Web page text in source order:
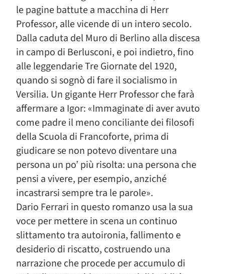
le pagine battute a macchina di Herr
Professor, alle vicende di un intero secolo.
Dalla caduta del Muro di Berlino alla discesa
in campo di Berlusconi, e poi indietro, fino
alle leggendarie Tre Giornate del 1920,
quando si sognò di fare il socialismo in
Versilia. Un gigante Herr Professor che farà
affermare a Igor: «Immaginate di aver avuto
come padre il meno conciliante dei filosofi
della Scuola di Francoforte, prima di
giudicare se non potevo diventare una
persona un po’ più risolta: una persona che
pensi a vivere, per esempio, anziché
incastrarsi sempre tra le parole».
Dario Ferrari in questo romanzo usa la sua
voce per mettere in scena un continuo
slittamento tra autoironia, fallimento e
desiderio di riscatto, costruendo una
narrazione che procede per accumulo di